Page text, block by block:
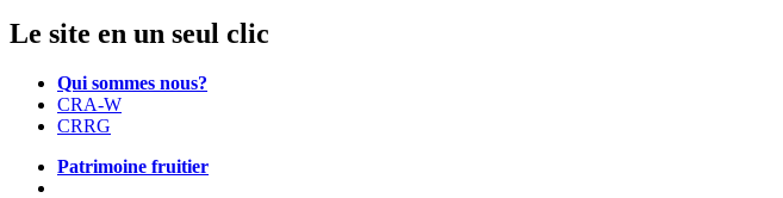
Le site en un seul clic
Qui sommes nous?
CRA-W
CRRG
Patrimoine fruitier